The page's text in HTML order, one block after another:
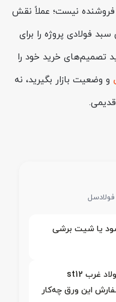
نیست؛ عملاً نقش
فولادی پروژه را برای
تصمیم‌های خرید خود را
و وضعیت بازار بگیرید، نه
یا شیت برشی
برای استعلام قیمت ورق روغنی فولاد غرب st12
و ثبت سفارش این ورق چه‌کار